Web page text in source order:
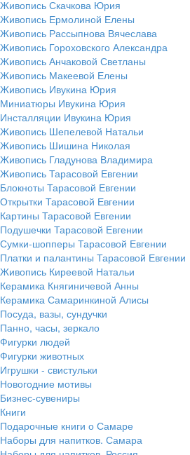
Живопись Скачкова Юрия
Живопись Ермолиной Елены
Живопись Рассыпнова Вячеслава
Живопись Гороховского Александра
Живопись Анчаковой Светланы
Живопись Макеевой Елены
Живопись Ивукина Юрия
Миниатюры Ивукина Юрия
Инсталляции Ивукина Юрия
Живопись Шепелевой Натальи
Живопись Шишина Николая
Живопись Гладунова Владимира
Живопись Тарасовой Евгении
Блокноты Тарасовой Евгении
Открытки Тарасовой Евгении
Картины Тарасовой Евгении
Подушечки Тарасовой Евгении
Сумки-шопперы Тарасовой Евгении
Платки и палантины Тарасовой Евгении
Живопись Киреевой Натальи
Керамика Княгиничевой Анны
Керамика Самаринкиной Алисы
Посуда, вазы, сундучки
Панно, часы, зеркало
Фигурки людей
Фигурки животных
Игрушки - свистульки
Новогодние мотивы
Бизнес-сувениры
Книги
Подарочные книги о Самаре
Наборы для напитков. Самара